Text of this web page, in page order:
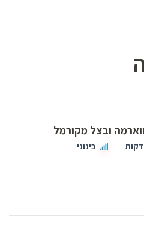
ובצל מקורמל
בינוני